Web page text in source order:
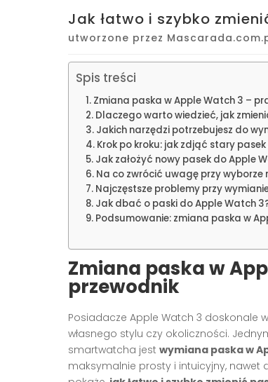
Jak łatwo i szybko
utworzone przez
Spis treści
Zmiana paska w Apple Watch 3 –
Dlaczego warto wiedzieć, jak
Jakich narzędzi potrzebujesz do
Krok po kroku: jak zdjąć stary
Jak założyć nowy pasek do Apple
Na co zwrócić uwagę przy
Najczęstsze problemy przy
Jak dbać o paski do Apple Watch
Podsumowanie: zmiana paska w
Zmiana paska w
przewodnik
Posiadacze Apple Watch 3 doskonale
własnego stylu czy okoliczności.
smartwatcha jest wymiana paska w
maksymalnie prosty i intuicyjny, nawet